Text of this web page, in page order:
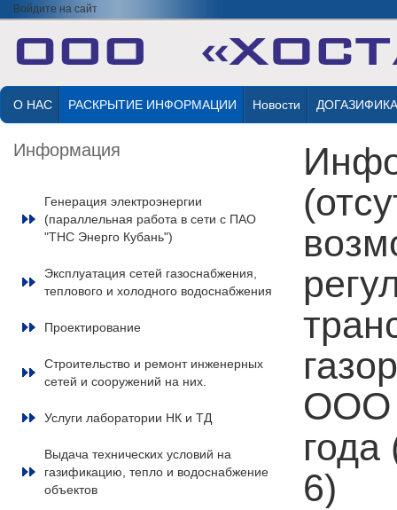
Войдите на сайт
О НАС РАСКРЫТИЕ ИНФОРМАЦИИ Новости
Информация
Генерация электроэнергии
(параллельная работа в сети с ПАО
"ТНС Энерго Кубань")
Эксплуатация сетей газоснабжения,
теплового и холодного водоснабжения
Проектирование
Строительство и ремонт инженерных
сетей и сооружений на них.
Услуги лаборатории НК и ТД
Выдача технических условий на
газификацию, тепло и водоснабжение
объектов
ООО
6)